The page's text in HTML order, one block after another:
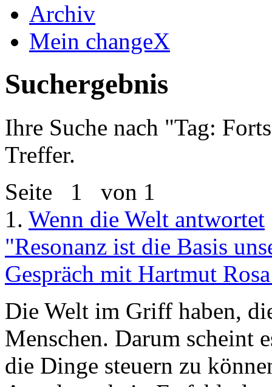
Archiv
Mein changeX
Suchergebnis
Ihre Suche nach "Tag:
Treffer.
Seite 1 von 1
1. Wenn die Welt antwortet
"Resonanz ist die Basis
Gespräch mit Hartmut
Die Welt im Griff haben,
Menschen. Darum scheint
die Dinge steuern zu